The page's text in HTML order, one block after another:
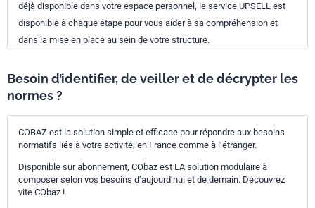
déjà disponible dans votre espace personnel, le service UPSELL est
disponible à chaque étape pour vous aider à sa compréhension et
dans la mise en place au sein de votre structure.
Besoin d’identifier, de veiller et de décrypter les
normes ?
COBAZ est la solution simple et efficace pour répondre aux besoins
normatifs liés à votre activité, en France comme à l’étranger.
Disponible sur abonnement, CObaz est LA solution modulaire à
composer selon vos besoins d’aujourd’hui et de demain. Découvrez
vite CObaz !